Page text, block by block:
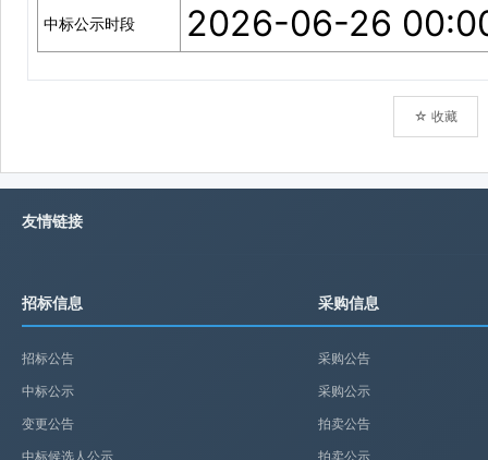
☆ 收藏
友情链接
招标信息
招标公告
中标公示
变更公告
中标候选人公示
采购信息
采购公告
采购公示
拍卖公告
拍卖公示